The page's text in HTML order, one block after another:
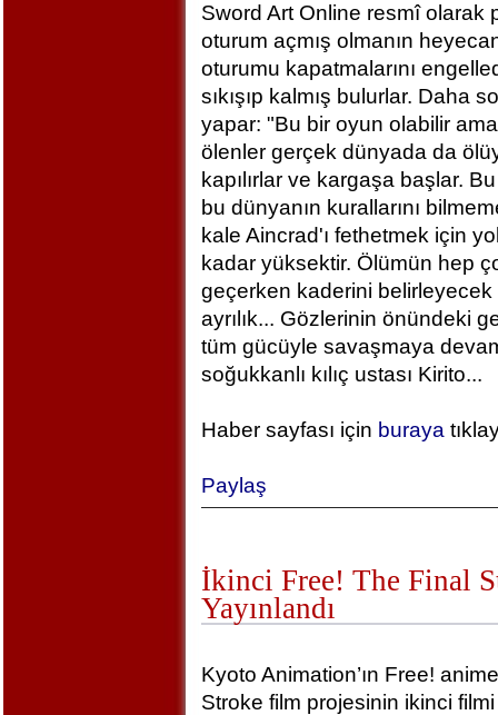
Sword Art Online resmî olarak
oturum açmış olmanın
oturumu kapatmalarını
sıkışıp kalmış bulurlar. Daha
yapar: "Bu bir oyun olabilir
ölenler gerçek dünyada da
kapılırlar ve kargaşa başlar.
bu dünyanın kurallarını
kale Aincrad'ı fethetmek için
kadar yüksektir. Ölümün hep
geçerken kaderini belirleyecek
ayrılık... Gözlerinin önündeki
tüm gücüyle savaşmaya
soğukkanlı kılıç ustası Kirito...
Haber sayfası için buraya
Paylaş
İkinci Free! The Final
Yayınlandı
Kyoto Animation’ın Free!
Stroke film projesinin ikinci